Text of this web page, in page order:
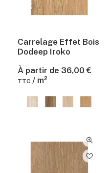
Carrelage Effet Bois
Dodeep Iroko
À partir de 36,00€
TTC / m²